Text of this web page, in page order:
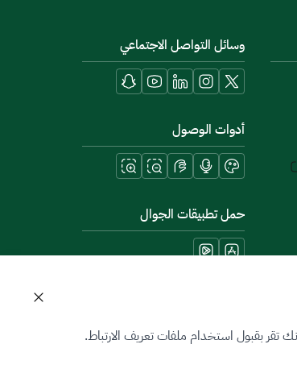
وسائل التواصل الاجتماعي
أدوات الوصول
حمل تطبيقات الجوال
بقبول استخدام ملفات تعريف الارتباط.